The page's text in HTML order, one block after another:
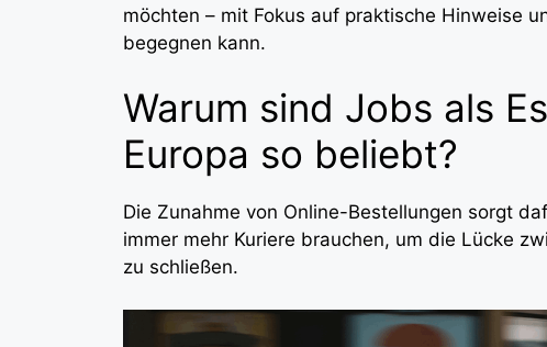
möchten – mit Fokus auf praktische Hinweise
begegnen kann.
Warum sind Jobs als
Europa so beliebt?
Die Zunahme von Online-Bestellungen sorgt
immer mehr Kuriere brauchen, um die Lücke
zu schließen.